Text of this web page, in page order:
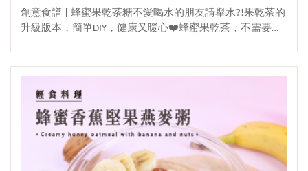
創意食譜 | 蜂蜜果乾茶糖不愛喝水的朋友請舉水?!果乾茶的
升級版本，簡單DIY，健康又暖心❤️蜂蜜果乾茶，不需要專
漂亮，在情人節、生日時送給朋友，讓甜蜜不只是言語，
而是每一口的溫暖與心意。蜂蜜果乾茶糖，加入天然果
乾、溫潤的蜂蜜與香醇肉桂，讓茶糖泡來香氣四溢，同時
也溫暖身心~✨蜂蜜果乾茶糖 | 細膩工藝✨果香：香橙、鳳
梨、西柚果乾，釋放自然芬芳。蜜香：蜂蜜焦糖包裹果
乾，熱水沖入後，香氣四溢。肉桂：淡雅辛香，可充當攪
拌棒，又能增添果乾茶風味。茶葉：茶香與果乾完美結
觀看更多